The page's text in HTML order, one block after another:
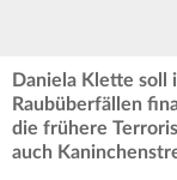
Daniela Klette soll
Raubüberfällen
die frühere
auch